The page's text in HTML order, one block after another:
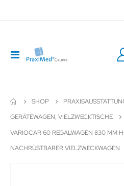
Navigation
umschalten
SHOP
GERÄTEWAGEN, VIELZWECKTISCHE
VARIOCAR 60 REGALWAGEN 830 MM
NACHRÜSTBARER VIELZWECKWAGEN